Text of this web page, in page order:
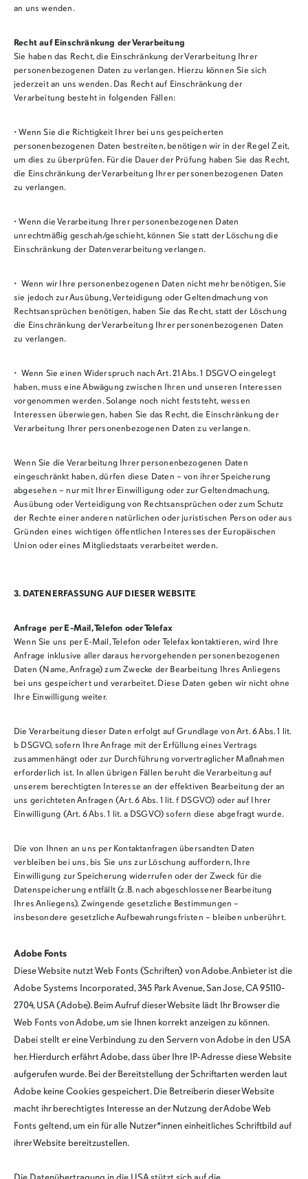
an uns wenden.
Recht auf Einschränkung der Verarbeitung
Sie haben das Recht, die Einschränkung der Verarbeitung Ihrer
personenbezogenen Daten zu verlangen. Hierzu können Sie sich
jederzeit an uns wenden. Das Recht auf Einschränkung der
Verarbeitung besteht in folgenden Fällen:
• Wenn Sie die Richtigkeit Ihrer bei uns gespeicherten
personenbezogenen Daten bestreiten, benötigen wir in der Regel Zeit,
um dies zu überprüfen. Für die Dauer der Prüfung haben Sie das Recht,
die Einschränkung der Verarbeitung Ihrer personenbezogenen Daten
zu verlangen.
• Wenn die Verarbeitung Ihrer personenbezogenen Daten
unrechtmäßig geschah/geschieht, können Sie statt der Löschung die
Einschränkung der Datenverarbeitung verlangen.
• Wenn wir Ihre personenbezogenen Daten nicht mehr benötigen, Sie
sie jedoch zur Ausübung, Verteidigung oder Geltendmachung von
Rechtsansprüchen benötigen, haben Sie das Recht, statt der Löschung
die Einschränkung der Verarbeitung Ihrer personenbezogenen Daten
zu verlangen.
• Wenn Sie einen Widerspruch nach Art. 21 Abs. 1 DSGVO eingelegt
haben, muss eine Abwägung zwischen Ihren und unseren Interessen
vorgenommen werden. Solange noch nicht feststeht, wessen
Interessen überwiegen, haben Sie das Recht, die Einschränkung der
Verarbeitung Ihrer personenbezogenen Daten zu verlangen.
Wenn Sie die Verarbeitung Ihrer personenbezogenen Daten
eingeschränkt haben, dürfen diese Daten – von ihrer Speicherung
abgesehen – nur mit Ihrer Einwilligung oder zur Geltendmachung,
Ausübung oder Verteidigung von Rechtsansprüchen oder zum Schutz
der Rechte einer anderen natürlichen oder juristischen Person oder aus
Gründen eines wichtigen öffentlichen Interesses der Europäischen
Union oder eines Mitgliedstaats verarbeitet werden.
3. DATENERFASSUNG AUF DIESER WEBSITE
Anfrage per E-Mail, Telefon oder Telefax
Wenn Sie uns per E-Mail, Telefon oder Telefax kontaktieren, wird Ihre
Anfrage inklusive aller daraus hervorgehenden personenbezogenen
Daten (Name, Anfrage) zum Zwecke der Bearbeitung Ihres Anliegens
bei uns gespeichert und verarbeitet. Diese Daten geben wir nicht ohne
Ihre Einwilligung weiter.
Die Verarbeitung dieser Daten erfolgt auf Grundlage von Art. 6 Abs. 1 lit.
b DSGVO, sofern Ihre Anfrage mit der Erfüllung eines Vertrags
zusammenhängt oder zur Durchführung vorvertraglicher Maßnahmen
erforderlich ist. In allen übrigen Fällen beruht die Verarbeitung auf
unserem berechtigten Interesse an der effektiven Bearbeitung der an
uns gerichteten Anfragen (Art. 6 Abs. 1 lit. f DSGVO) oder auf Ihrer
Einwilligung (Art. 6 Abs. 1 lit. a DSGVO) sofern diese abgefragt wurde.
Die von Ihnen an uns per Kontaktanfragen übersandten Daten
verbleiben bei uns, bis Sie uns zur Löschung auffordern, Ihre
Einwilligung zur Speicherung widerrufen oder der Zweck für die
Datenspeicherung entfällt (z.B. nach abgeschlossener Bearbeitung
Ihres Anliegens). Zwingende gesetzliche Bestimmungen –
insbesondere gesetzliche Aufbewahrungsfristen – bleiben unberührt.
Adobe Fonts
Diese Website nutzt Web Fonts (Schriften) von Adobe. Anbieter ist die
Adobe Systems Incorporated, 345 Park Avenue, San Jose, CA 95110-
2704, USA (Adobe). Beim Aufruf dieser Website lädt Ihr Browser die
Web Fonts von Adobe, um sie Ihnen korrekt anzeigen zu können.
Dabei stellt er eine Verbindung zu den Servern von Adobe in den USA
her. Hierdurch erfährt Adobe, dass über Ihre IP-Adresse diese Website
aufgerufen wurde. Bei der Bereitstellung der Schriftarten werden laut
Adobe keine Cookies gespeichert. Die Betreiberin dieser Website
macht ihr berechtigtes Interesse an der Nutzung der Adobe Web
Fonts geltend, um ein für alle Nutzer*innen einheitliches Schriftbild auf
ihrer Website bereitzustellen.